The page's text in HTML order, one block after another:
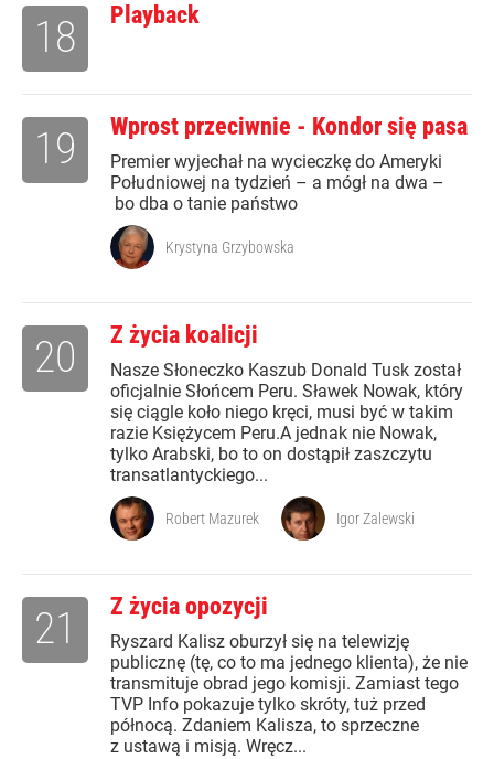
Playback
18
Wprost przeciwnie - Kondor się pasa
Premier wyjechał na wycieczkę do Ameryki
Południowej na tydzień – a mógł na dwa –
bo dba o tanie państwo
19
Krystyna Grzybowska
Z życia koalicji
Nasze Słoneczko Kaszub Donald Tusk został
oficjalnie Słońcem Peru. Sławek Nowak, który
się ciągle koło niego kręci, musi być w takim
razie Księżycem Peru.A jednak nie Nowak,
tylko Arabski, bo to on dostąpił zaszczytu
transatlantyckiego...
20
Robert Mazurek Igor Zalewski
Z życia opozycji
Ryszard Kalisz oburzył się na telewizję
publicznę (tę, co to ma jednego klienta), że nie
transmituje obrad jego komisji. Zamiast tego
TVP Info pokazuje tylko skróty, tuż przed
północą. Zdaniem Kalisza, to sprzeczne
z ustawą i misją. Wręcz...
21